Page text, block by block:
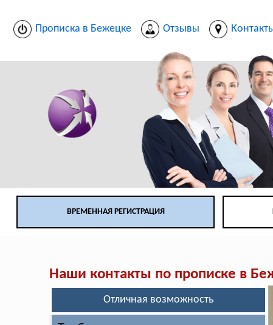
Прописка в Бежецке Отзывы
ВРЕМЕННАЯ РЕГИСТРАЦИЯ
Наши контакты по прописке в
Отличная возможность